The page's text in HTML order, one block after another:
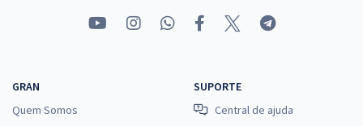
Comprar
IMBEL - Indústria de Material Bélico do Brasil - Conhecimentos
Específicos para Analista Especializado - Analista Contábil
GRAN
Quem Somos
SUPORTE
Central de ajuda